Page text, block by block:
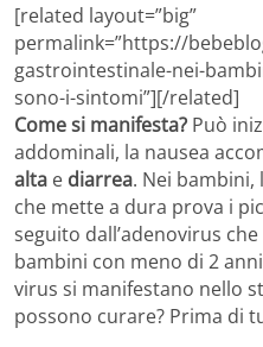
[related layout=”big”
permalink=”https://
gastrointestinale-nei-
sono-i-sintomi”][/related]
Come si manifesta? Può
addominali, la nausea
alta e diarrea. Nei bambini,
che mette a dura prova i
seguito dall’adenovirus
bambini con meno di 2
virus si manifestano nello
possono curare? Prima di